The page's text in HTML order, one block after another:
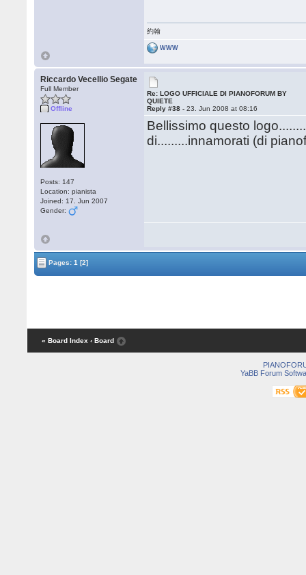
約翰
WWW
Riccardo Vecellio Segate
Full Member
Offline
Posts: 147
Location: pianista
Joined: 17. Jun 2007
Gender:
Re: LOGO UFFICIALE DI PIANOFORUM BY
QUIETE
Reply #38 -23. Jun 2008 at 08:16
Bellissimo questo
di.........innamorati (di
Pages:1 [2]
« Board Index ‹ Board
YaBB Forum